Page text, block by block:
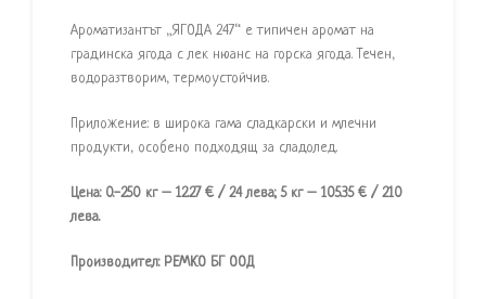
Ароматизантът „ЯГОДА 247“ е типичен аромат на
градинска ягода с лек нюанс на горска ягода. Течен,
водоразтворим, термоустойчив.
Приложение: в широка гама сладкарски и млечни
продукти, особено подходящ за сладолед.
Цена: 0.-250 кг – 12.27 € / 24 лева; 5 кг – 105.35 € / 210
лева.
Производител: РЕМКО БГ ООД